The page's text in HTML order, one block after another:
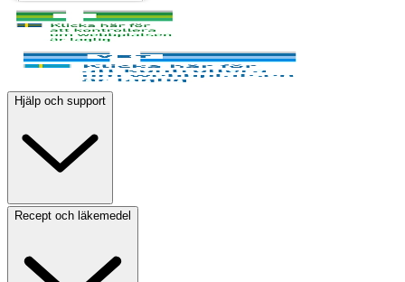
Hjälp och support
Recept och läkemedel